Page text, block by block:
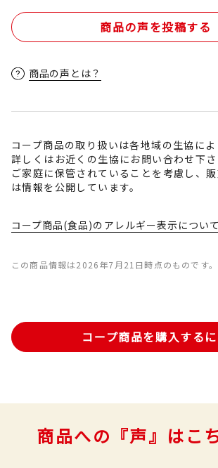
商品の声を投稿する
商品の声とは？
コープ商品の取り扱いは各地域の生協によ
詳しくはお近くの生協にお問い合わせ下さ
ご家庭に保管されていることを考慮し、
は情報を公開しています。
コープ商品(食品)のアレルギー表示につい
この商品情報は2026年7月21日時点のものです。
コープ商品を購入する
商品への『声』はこ